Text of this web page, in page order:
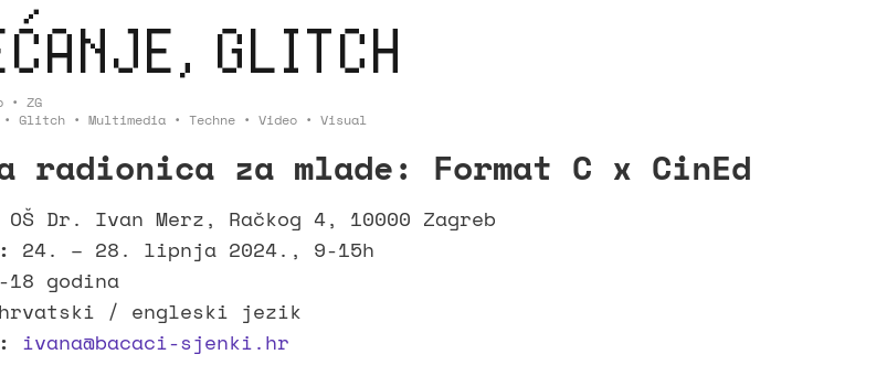
GLITCH
•ZG
•Glitch •Multimedia •Techne •Video •Visual
radionica za mlade: Format C x CinEd
OŠ Dr. Ivan Merz, Račkog 4, 10000 Zagreb
24. – 28. lipnja 2024., 9-15h
18 godina
hrvatski / engleski jezik
ivana@bacaci-sjenki.hr